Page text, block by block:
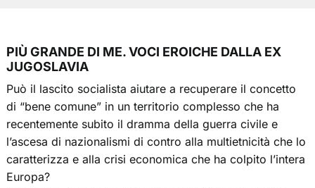
PIÙ GRANDE DI ME. VOCI EROICHE DALLA EX
JUGOSLAVIA
Può il lascito socialista aiutare a recuperare il concetto
di “bene comune” in un territorio complesso che ha
recentemente subito il dramma della guerra civile e
l’ascesa di nazionalismi di contro alla multietnicità che lo
caratterizza e alla crisi economica che ha colpito l’intera
Europa?